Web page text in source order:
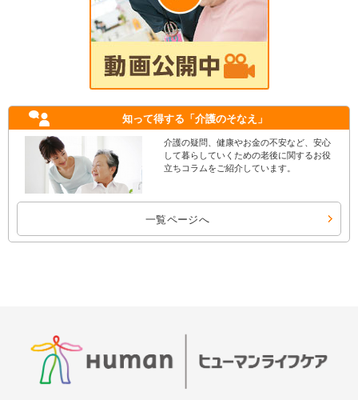
知って得する 「介護のそなえ」
介護の疑問、健康やお金の不安など、安心
して暮らしていくための老後に関するお役
立ちコラムをご紹介しています。
一覧ページへ